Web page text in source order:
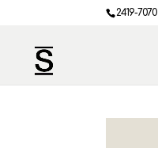
2419-7070